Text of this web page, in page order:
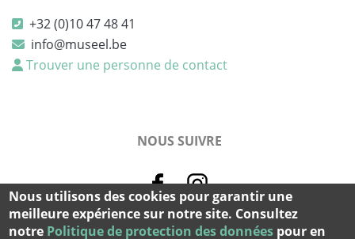
+32 (0)10 47 48 41
info@museel.be
Trouver une personne de contact
NOUS SUIVRE
Nous utilisons des cookies pour garantir une
meilleure expérience sur notre site. Consultez
notre Politique de protection des données pour en